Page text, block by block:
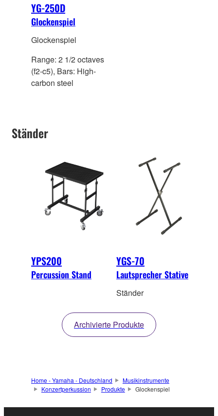
YG-250D
Glockenspiel
Glockenspiel
Range: 2 1/2 octaves
(f2-c5), Bars: High-
carbon steel
Ständer
YPS200
Percussion Stand
YGS-70
Lautsprecher Stative
Ständer
Archivierte Produkte
Home - Yamaha - Deutschland
Musikinstrumente
Konzertperkussion
Produkte Glockenspiel